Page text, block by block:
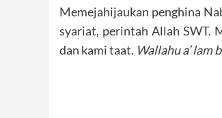
Memejahijaukan penghina
syariat, perintah Allah SWT.
dan kami taat. Wallahu a’ lam